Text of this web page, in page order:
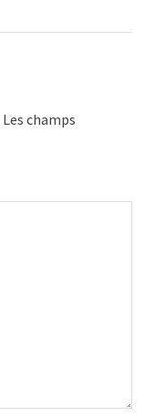
Les champs